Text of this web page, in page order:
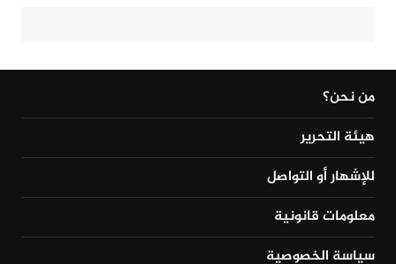
من نحن؟
هيئة التحرير
للإشهار أو التواصل
معلومات قانونية
سياسة الخصوصية